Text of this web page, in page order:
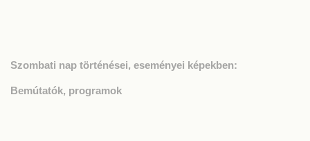
Szombati nap történései, eseményei képekben:
Bemútatók, programok